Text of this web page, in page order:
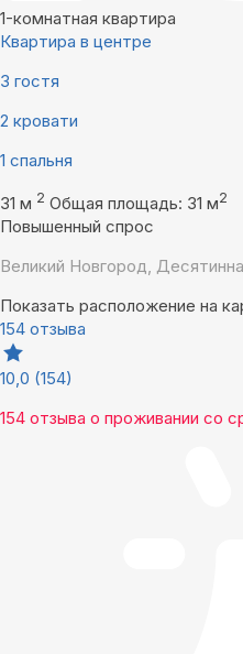
1-комнатная квартира
Квартира в центре
3 гостя
2 кровати
1 спальня
31 м 2 Общая площадь: 31 м2
Повышенный спрос
Великий Новгород,
Показать расположение на
154 отзыва
10,0 (154)
154 отзыва о проживании со